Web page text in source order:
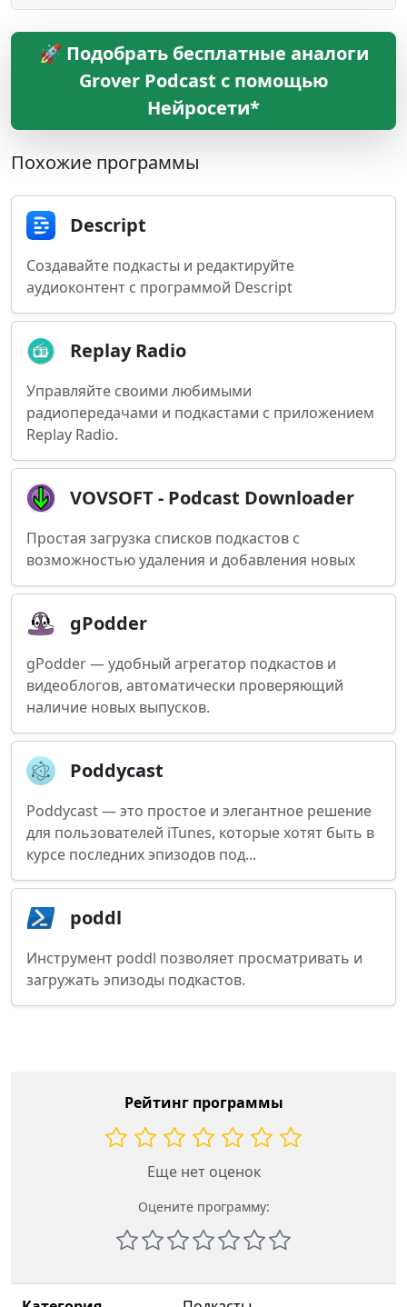
🚀 Подобрать бесплатные аналоги
Grover Podcast с помощью
Нейросети*
Похожие программы
Descript
Создавайте подкасты и редактируйте
аудиоконтент с программой Descript
Replay Radio
Управляйте своими любимыми
радиопередачами и подкастами с приложением
Replay Radio.
VOVSOFT - Podcast Downloader
Простая загрузка списков подкастов с
возможностью удаления и добавления новых
gPodder
gPodder — удобный агрегатор подкастов и
видеоблогов, автоматически проверяющий
наличие новых выпусков.
Poddycast
Poddycast — это простое и элегантное решение
для пользователей iTunes, которые хотят быть в
курсе последних эпизодов под...
poddl
Инструмент poddl позволяет просматривать и
загружать эпизоды подкастов.
Рейтинг программы
Еще нет оценок
Оцените программу: